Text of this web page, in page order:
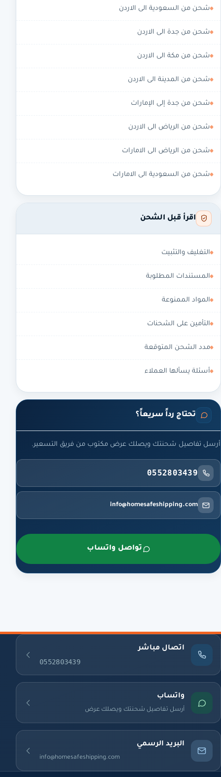
شحن من السعودية الى الاردن
شحن من جدة الى الاردن
شحن من مكة الى الاردن
شحن من المدينة الى الاردن
شحن من جدة إلى الإمارات
شحن من الرياض الى الاردن
شحن من الرياض الى الامارات
شحن من السعودية الى الامارات
اقرأ قبل الشحن
التغليف والتثبيت
المستندات المطلوبة
المواد الممنوعة
التأمين على الشحنات
مدد الشحن المتوقعة
أسئلة يسألها العملاء
تحتاج رداً سريعاً؟
أرسل تفاصيل شحنتك ويصلك عرض مكتوب من فريق التسعير.
0552803439
info@homesafeshipping.com
تواصل واتساب
اتصال مباشر
0552803439
واتساب
أرسل تفاصيل شحنتك ويصلك عرض
البريد الرسمي
info@homesafeshipping.com